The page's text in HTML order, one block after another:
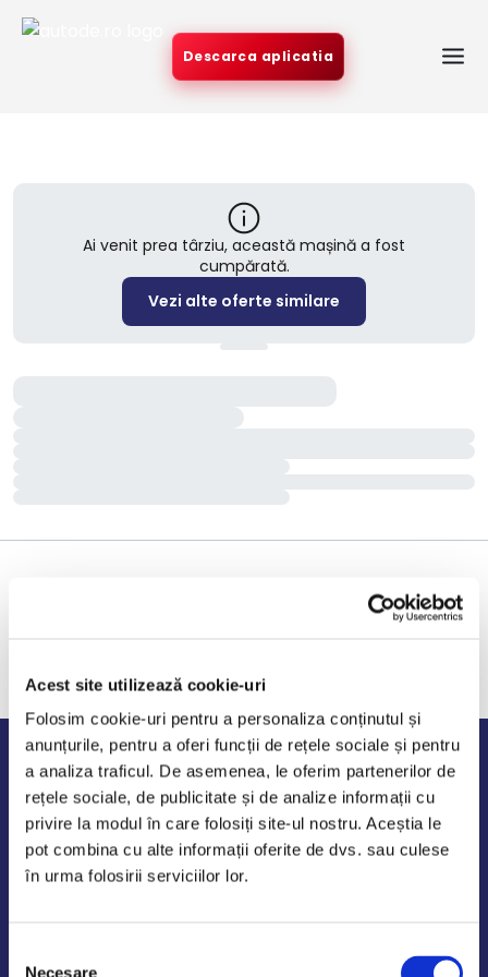
Acest site utilizează cookie-uri
Folosim cookie-uri pentru a personaliza conținutul și
anunțurile, pentru a oferi funcții de rețele sociale și pentru
a analiza traficul. De asemenea, le oferim partenerilor de
rețele sociale, de publicitate și de analize informații cu
privire la modul în care folosiți site-ul nostru. Aceștia le
pot combina cu alte informații oferite de dvs. sau culese
în urma folosirii serviciilor lor.
Necesare
Descarca aplicatia
Ai venit prea târziu, această mașină a fost
cumpărată.
Vezi alte oferte similare
Program de lucru
Luni - Vineri: 09:00-18:00
Sambata - Duminica: 10:00-14:00